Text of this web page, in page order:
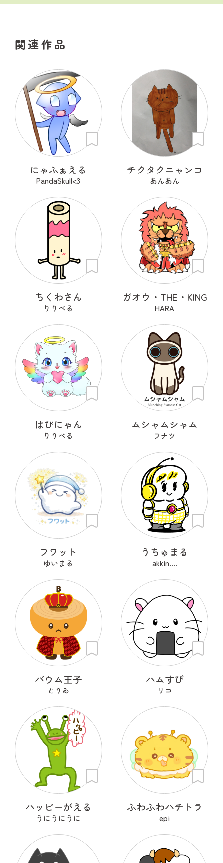
関連作品
にゃふぁえる
PandaSkull<3
チクタクニャンコ
あんあん
ちくわさん
りりべる
ガオウ・THE・KING
HARA
はぴにゃん
りりべる
ムシャムシャム
フナツ
フワット
ゆいまる
うちゅまる
akkin....
バウム王子
とりゐ
ハムすび
リコ
ハッピーがえる
うにうにうに
ふわふわハチトラ
epi